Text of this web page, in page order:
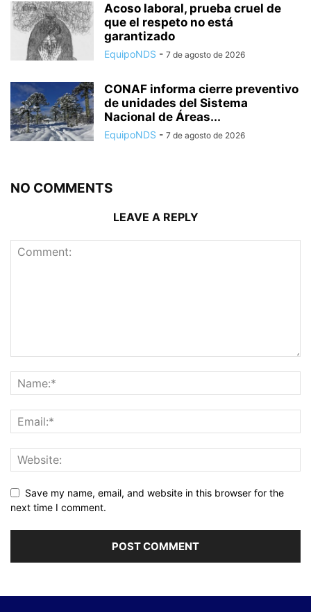
Acoso laboral, prueba cruel de
que el respeto no está
garantizado
EquipoNDS - 7 de agosto de 2026
CONAF informa cierre preventivo
de unidades del Sistema
Nacional de Áreas...
EquipoNDS - 7 de agosto de 2026
NO COMMENTS
LEAVE A REPLY
Save my name, email, and website in this browser for the
next time I comment.